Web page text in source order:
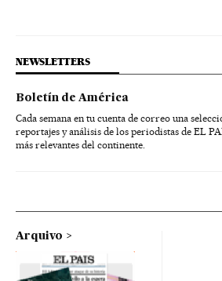
NEWSLETTERS
Boletín de América
Cada semana en tu cuenta de correo una
reportajes y análisis de los periodistas de EL
más relevantes del continente.
Arquivo